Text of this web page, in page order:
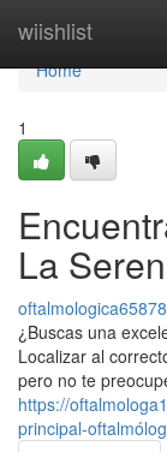
wiishlist
Home
Home
1
La
¿Buscas una
Localizar al
pero no te
https://
principal-